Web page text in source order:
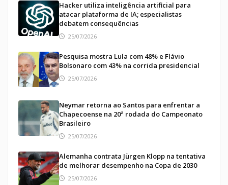
Hacker utiliza inteligência artificial para
atacar plataforma de IA; especialistas
debatem consequências
25/07/2026
Pesquisa mostra Lula com 48% e Flávio
Bolsonaro com 43% na corrida presidencial
25/07/2026
Neymar retorna ao Santos para enfrentar a
Chapecoense na 20ª rodada do Campeonato
Brasileiro
25/07/2026
Alemanha contrata Jürgen Klopp na tentativa
de melhorar desempenho na Copa de 2030
25/07/2026